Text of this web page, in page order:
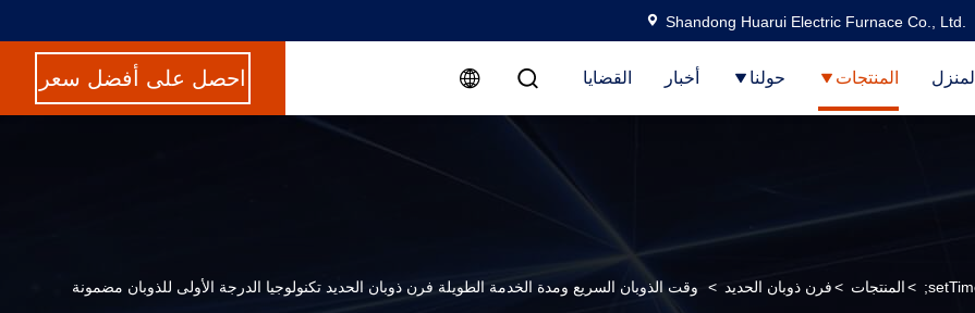
Shandong Huarui Electric Furnace Co., Ltd.
المنزل المنتجات حولنا أخبار القضايا احصل على أفضل سعر
>المنتجات >فرن ذوبان الحديد > وقت الذوبان السريع ومدة الخدمة الطويلة فرن ذوبان الحديد تكنولوجيا الدرجة الأولى للذوبان مضمونة